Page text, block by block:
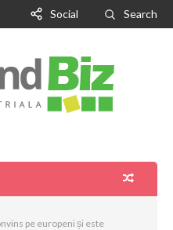
Social Search
pe europeni și este